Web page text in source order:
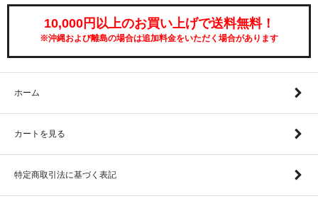
10,000円以上のお買い上げで送料無料！
※沖縄および離島の場合は追加料金をいただく場合があります
ホーム
カートを見る
特定商取引法に基づく表記